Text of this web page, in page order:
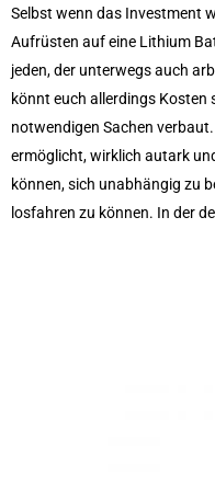
Selbst wenn das Investment
Aufrüsten auf eine Lithium
jeden, der unterwegs auch
könnt euch allerdings Kosten
notwendigen Sachen
ermöglicht, wirklich autark
können, sich unabhängig zu
losfahren zu können. In der